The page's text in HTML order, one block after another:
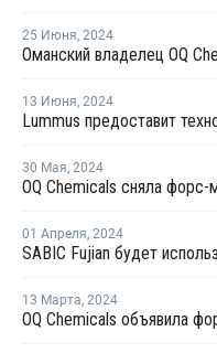
25 Июня, 2024
13 Июня, 2024
30 Мая, 2024
01 Апреля, 2024
13 Марта, 2024